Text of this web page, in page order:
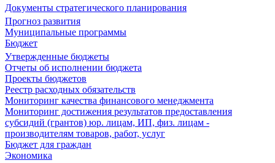
Документы стратегического планирования
Прогноз развития
Муниципальные программы
Бюджет
Утвержденные бюджеты
Отчеты об исполнении бюджета
Проекты бюджетов
Реестр расходных обязательств
Мониторинг качества финансового менеджмента
Мониторинг достижения результатов предоставления
субсидий (грантов) юр. лицам, ИП, физ. лицам -
производителям товаров, работ, услуг
Бюджет для граждан
Экономика